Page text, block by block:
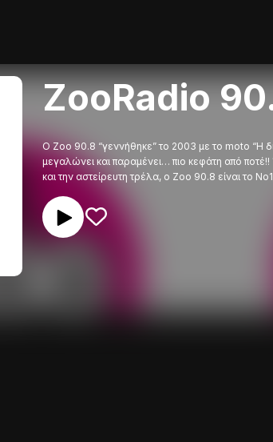
ZooRadio
O Zοο 90.8 “γεννήθηκε” το 2003 με το moto “Η
μεγαλώνει και παραμένει… πιο κεφάτη από
και την αστείρευτη τρέλα, ο Zoo 90.8 είναι το